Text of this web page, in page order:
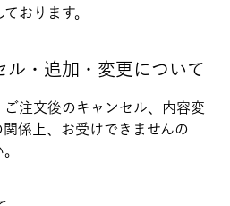
おります。
ル・追加・変更について
注文後のキャンセル、内容変
係上、お受けできませんの